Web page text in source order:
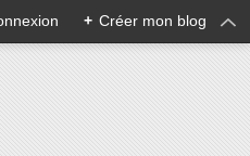
+ Créer mon blog